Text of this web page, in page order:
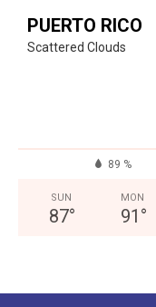
PUERTO RICO
Scattered Clouds
89 %
SUN
87°
MON
91 °